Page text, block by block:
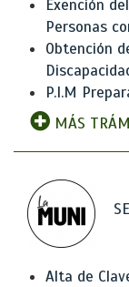
Exención
Personas
Obtención
P.I.M
MÁS
Alta de